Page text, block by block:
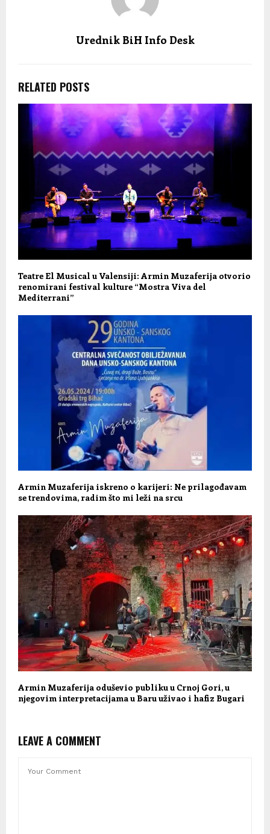
Urednik BiH Info Desk
RELATED POSTS
Teatre El Musical u Valensiji: Armin Muzaferija otvorio
renomirani festival kulture “Mostra Viva del
Mediterrani”
Armin Muzaferija iskreno o karijeri: Ne prilagođavam
se trendovima, radim što mi leži na srcu
Armin Muzaferija oduševio publiku u Crnoj Gori, u
njegovim interpretacijama u Baru uživao i hafiz Bugari
LEAVE A COMMENT